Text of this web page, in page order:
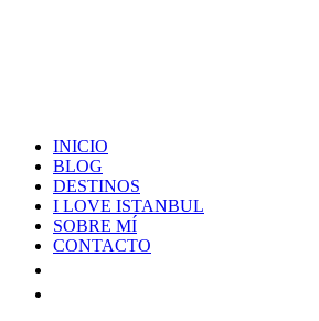
INICIO
BLOG
DESTINOS
I LOVE ISTANBUL
SOBRE MÍ
CONTACTO